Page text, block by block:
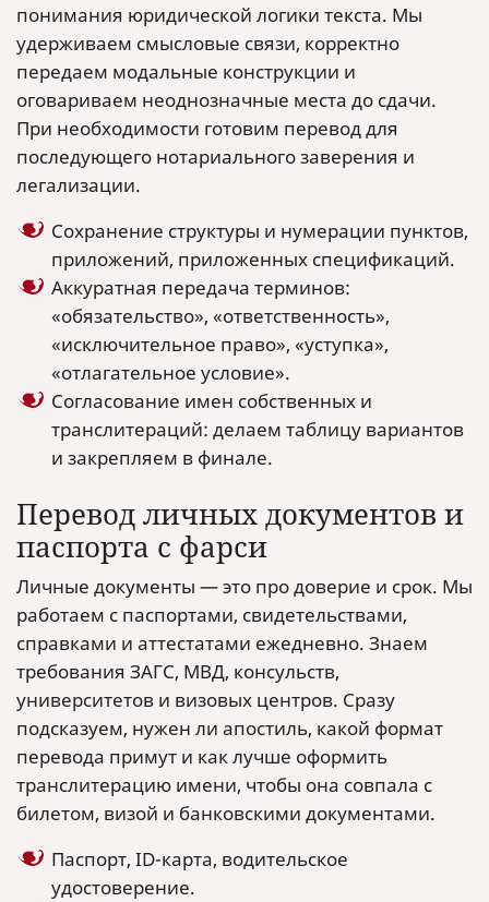
понимания юридической логики текста. Мы
удерживаем смысловые связи, корректно
передаем модальные конструкции и
оговариваем неоднозначные места до сдачи.
При необходимости готовим перевод для
последующего нотариального заверения и
легализации.
Сохранение структуры и нумерации пунктов,
приложений, приложенных спецификаций.
Аккуратная передача терминов:
«обязательство», «ответственность»,
«исключительное право», «уступка»,
«отлагательное условие».
Согласование имен собственных и
транслитераций: делаем таблицу вариантов
и закрепляем в финале.
Перевод личных документов и
паспорта с фарси
Личные документы — это про доверие и срок. Мы
работаем с паспортами, свидетельствами,
справками и аттестатами ежедневно. Знаем
требования ЗАГС, МВД, консульств,
университетов и визовых центров. Сразу
подсказуем, нужен ли апостиль, какой формат
перевода примут и как лучше оформить
транслитерацию имени, чтобы она совпала с
билетом, визой и банковскими документами.
Паспорт, ID-карта, водительское
удостоверение.